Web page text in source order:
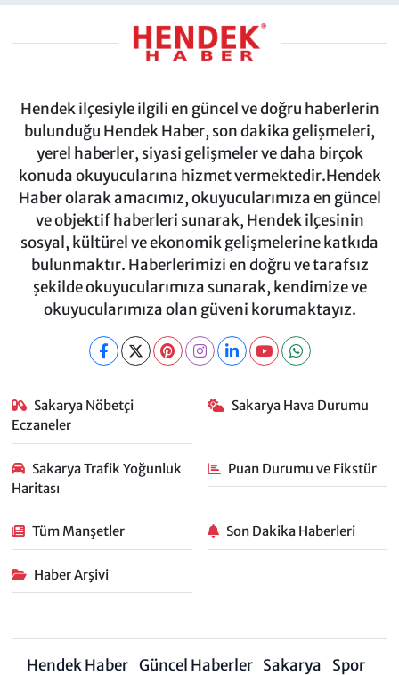
Hendek ilçesiyle ilgili en güncel ve doğru haberlerin
bulunduğu Hendek Haber, son dakika gelişmeleri,
yerel haberler, siyasi gelişmeler ve daha birçok
konuda okuyucularına hizmet vermektedir.Hendek
Haber olarak amacımız, okuyucularımıza en güncel
ve objektif haberleri sunarak, Hendek ilçesinin
sosyal, kültürel ve ekonomik gelişmelerine katkıda
bulunmaktır. Haberlerimizi en doğru ve tarafsız
şekilde okuyucularımıza sunarak, kendimize ve
okuyucularımıza olan güveni korumaktayız.
Sakarya Nöbetçi
Eczaneler
Sakarya Hava Durumu
Sakarya Trafik Yoğunluk
Haritası
Puan Durumu ve Fikstür
Tüm Manşetler Son Dakika Haberleri
Haber Arşivi
Hendek Haber Güncel Haberler Sakarya
Spor